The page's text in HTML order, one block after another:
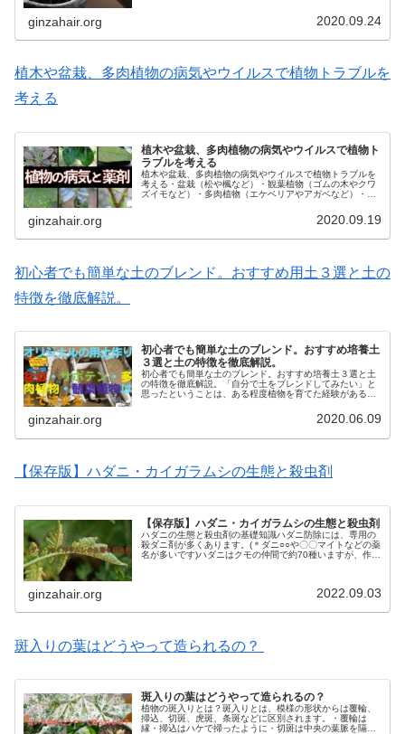
ginzahair.org 2020.09.24
植木や盆栽、多肉植物の病気やウイルスで植物トラブルを
考える
植木や盆栽、多肉植物の病気やウイルスで植物ト
ラブルを考える
植木や盆栽、多肉植物の病気やウイルスで植物トラブルを
考える・盆栽（松や楓など）・観葉植物（ゴムの木やクワ
ズイモなど）・多肉植物（エケベリアやアガベなど）・塊
ginzahair.org 2020.09.19
初心者でも簡単な土のブレンド。おすすめ用土３選と土の
特徴を徹底解説。
初心者でも簡単な土のブレンド。おすすめ培養土
３選と土の特徴を徹底解説。
初心者でも簡単な土のブレンド。おすすめ培養土３選と土
の特徴を徹底解説。「自分で土をブレンドしてみたい」と
思ったということは、ある程度植物を育てた経験があると
ginzahair.org 2020.06.09
【保存版】ハダニ・カイガラムシの生態と殺虫剤
【保存版】ハダニ・カイガラムシの生態と殺虫剤
ハダニの生態と殺虫剤の基礎知識ハダニ防除には、専用の
殺ダニ剤が多くあります。(＊ダニ○○や〇〇マイトなどの薬
名が多いです)ハダニはクモの仲間で約70種いますが、作物
ginzahair.org 2022.09.03
斑入りの葉はどうやって造られるの？
斑入りの葉はどうやって造られるの？
植物の斑入りとは？斑入りとは、模様の形状からは覆輪、
掃込、切斑、虎斑、条斑などに区別されます。・覆輪は
縁・掃込はハケで掃ったように・切斑は中央の葉脈を隔て